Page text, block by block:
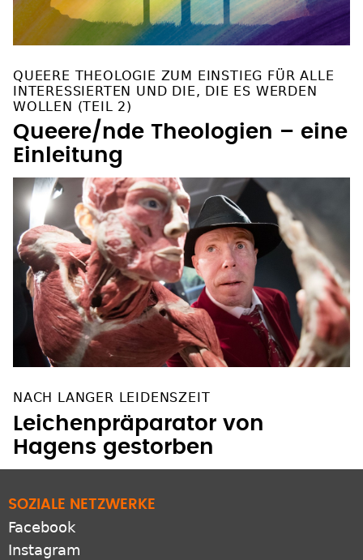
QUEERE THEOLOGIE ZUM EINSTIEG FÜR ALLE
INTERESSIERTEN UND DIE, DIE ES WERDEN
WOLLEN (TEIL 2)
Queere/nde Theologien – eine
Einleitung
NACH LANGER LEIDENSZEIT
Leichenpräparator von
Hagens gestorben
SOZIALE NETZWERKE
Facebook
Instagram